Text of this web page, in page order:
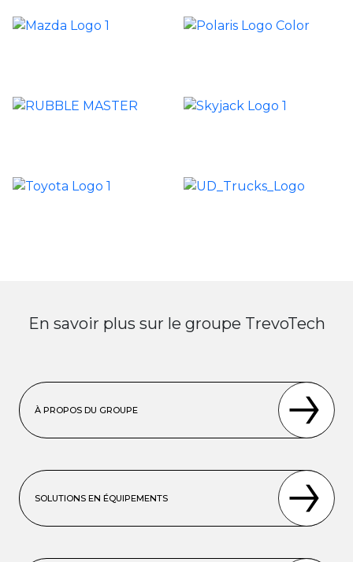
En savoir plus sur le groupe TrevoTech
À PROPOS DU GROUPE
SOLUTIONS EN ÉQUIPEMENTS